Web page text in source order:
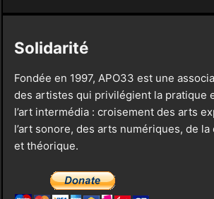
Solidarité
Fondée en 1997, APO33 est une
des artistes qui privilégient la pratique
l’art intermédia : croisement des arts
l’art sonore, des arts numériques, de
et théorique.